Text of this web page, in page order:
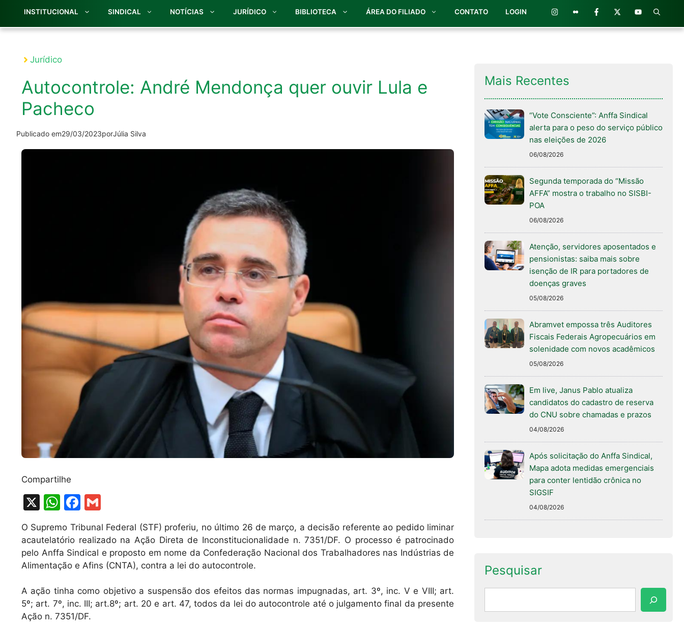
INSTITUCIONAL SINDICAL NOTÍCIAS JURÍDICO BIBLIOTECA ÁREA DO FILIADO CONTATO LOGIN
Jurídico
Autocontrole: André Mendonça quer ouvir Lula e
Pacheco
Publicado em29/03/2023porJúlia Silva
Compartilhe
X
W
at
s
A
p
p
F
a
c
e
b
o
o
k
m
ai
l
O Supremo Tribunal Federal (STF) proferiu, no último 26 de março, a decisão referente ao pedido liminar
acautelatório realizado na Ação Direta de Inconstitucionalidade n. 7351/DF. O processo é patrocinado
pelo Anffa Sindical e proposto em nome da Confederação Nacional dos Trabalhadores nas Indústrias de
Alimentação e Afins (CNTA), contra a lei do autocontrole.
A ação tinha como objetivo a suspensão dos efeitos das normas impugnadas, art. 3º, inc. V e VIII; art.
5º; art. 7º, inc. III; art.8º; art. 20 e art. 47, todos da lei do autocontrole até o julgamento final da presente
Ação n. 7351/DF.
Mais Recentes
“Vote Consciente”: Anffa Sindical
alerta para o peso do serviço público
nas eleições de 2026
06/08/2026
Segunda temporada do “Missão
AFFA” mostra o trabalho no SISBI-
POA
06/08/2026
Atenção, servidores aposentados e
pensionistas: saiba mais sobre
isenção de IR para portadores de
doenças graves
05/08/2026
Abramvet empossa três Auditores
Fiscais Federais Agropecuários em
solenidade com novos acadêmicos
05/08/2026
Em live, Janus Pablo atualiza
candidatos do cadastro de reserva
do CNU sobre chamadas e prazos
04/08/2026
Após solicitação do Anffa Sindical,
Mapa adota medidas emergenciais
para conter lentidão crônica no
SIGSIF
04/08/2026
Pesquisar